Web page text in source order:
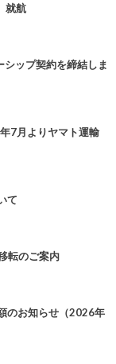
就航
ップ契約を締結しま
7月よりヤマト運輸
て
転のご案内
のお知らせ（2026年